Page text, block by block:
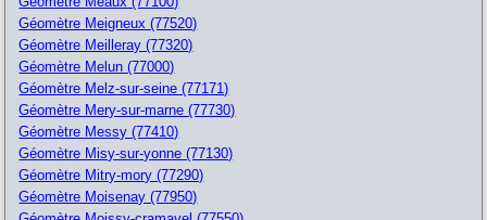
Géomètre Meigneux (77520)
Géomètre Meilleray (77320)
Géomètre Melun (77000)
Géomètre Melz-sur-seine (77171)
Géomètre Mery-sur-marne (77730)
Géomètre Messy (77410)
Géomètre Misy-sur-yonne (77130)
Géomètre Mitry-mory (77290)
Géomètre Moisenay (77950)